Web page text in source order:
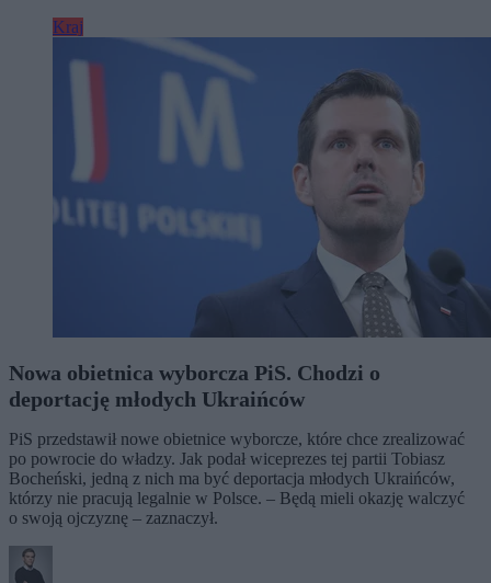
Kraj
Nowa obietnica wyborcza PiS. Chodzi o
deportację młodych Ukraińców
PiS przedstawił nowe obietnice wyborcze, które chce zrealizować
po powrocie do władzy. Jak podał wiceprezes tej partii Tobiasz
Bocheński, jedną z nich ma być deportacja młodych Ukraińców,
którzy nie pracują legalnie w Polsce. – Będą mieli okazję walczyć
o swoją ojczyznę – zaznaczył.